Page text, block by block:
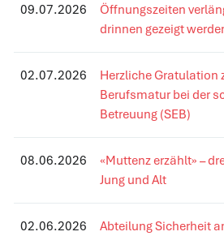
09.07.2026
Öffnungszeiten
drinnen gezeigt
02.07.2026
Herzliche Gratulation
Berufsmatur bei der
Betreuung (SEB)
08.06.2026
«Muttenz erzählt» –
Jung und Alt
02.06.2026
Abteilung Sicherheit